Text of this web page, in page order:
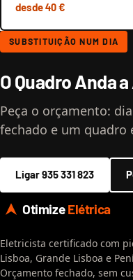
desde 40 €
SUBSTITUIÇÃO NUM DIA
O Quadro Anda
Peça o orçamento:
fechado e um quadro
Ligar 935 331 823
OtimizeElétrica
Eletricista certificado com
Lisboa, Grande Lisboa e
Orçamento fechado, sem